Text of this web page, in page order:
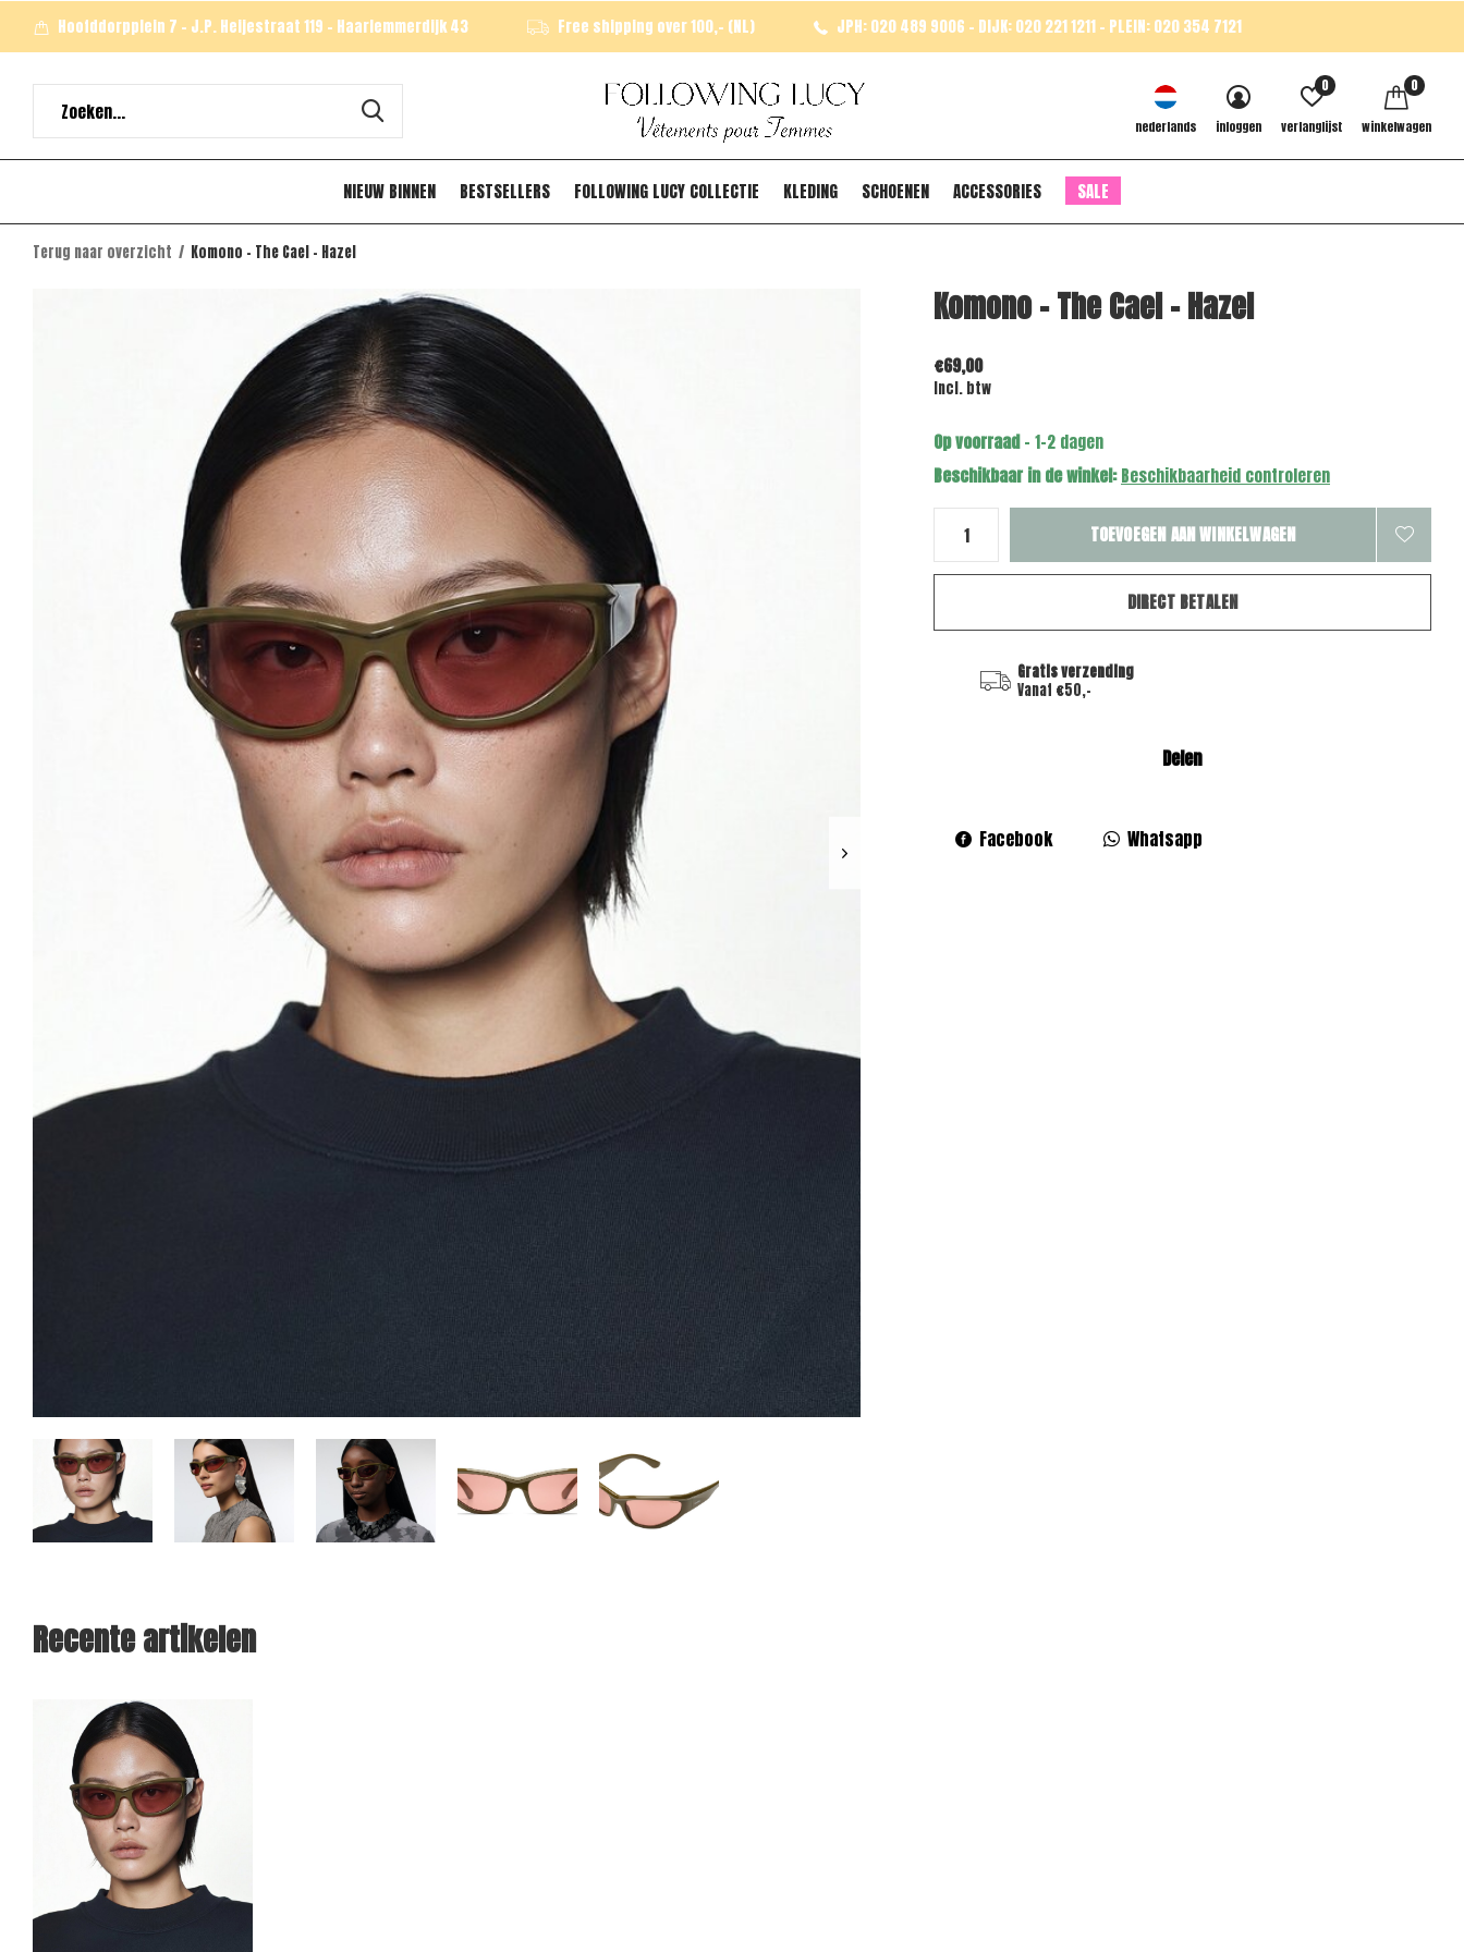
NIEUW BINNEN BESTSELLERS FOLLOWING LUCY COLLECTIE KLEDING SCHOENEN ACCESSORIES SALE
nederlands inloggen verlanglijst
0
winkelwagen
0
Hoofddorpplein 7 - J.P. Heijestraat 119 - Haarlemmerdijk 43 Free shipping over 100,- (NL) JPH: 020 489 9006 - DIJK: 020 221 1211 - PLEIN: 020 354 7121
Terug naar overzicht Komono - The Cael - Hazel
Komono - The Cael - Hazel
€69,00
Incl. btw
Op voorraad- 1-2 dagen
Beschikbaar in de winkel:Beschikbaarheid controleren
TOEVOEGEN AAN WINKELWAGEN
DIRECT BETALEN
Gratis verzending
Vanaf €50,-
Delen
Facebook Whatsapp
Recente artikelen